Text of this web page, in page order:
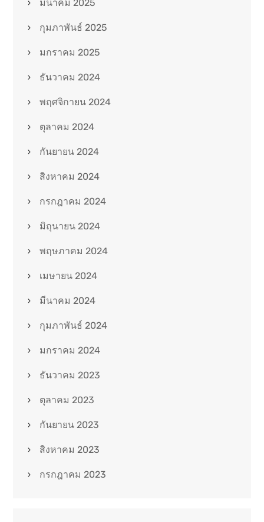
มีนาคม 2025
กุมภาพันธ์ 2025
มกราคม 2025
ธันวาคม 2024
พฤศจิกายน 2024
ตุลาคม 2024
กันยายน 2024
สิงหาคม 2024
กรกฎาคม 2024
มิถุนายน 2024
พฤษภาคม 2024
เมษายน 2024
มีนาคม 2024
กุมภาพันธ์ 2024
มกราคม 2024
ธันวาคม 2023
ตุลาคม 2023
กันยายน 2023
สิงหาคม 2023
กรกฎาคม 2023